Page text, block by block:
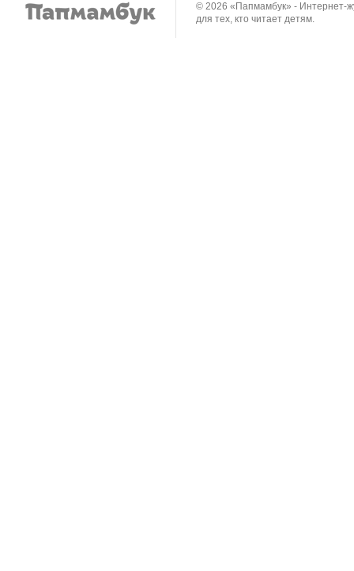
© 2026 «Папмамбук» - Интернет-
для тех, кто читает детям.